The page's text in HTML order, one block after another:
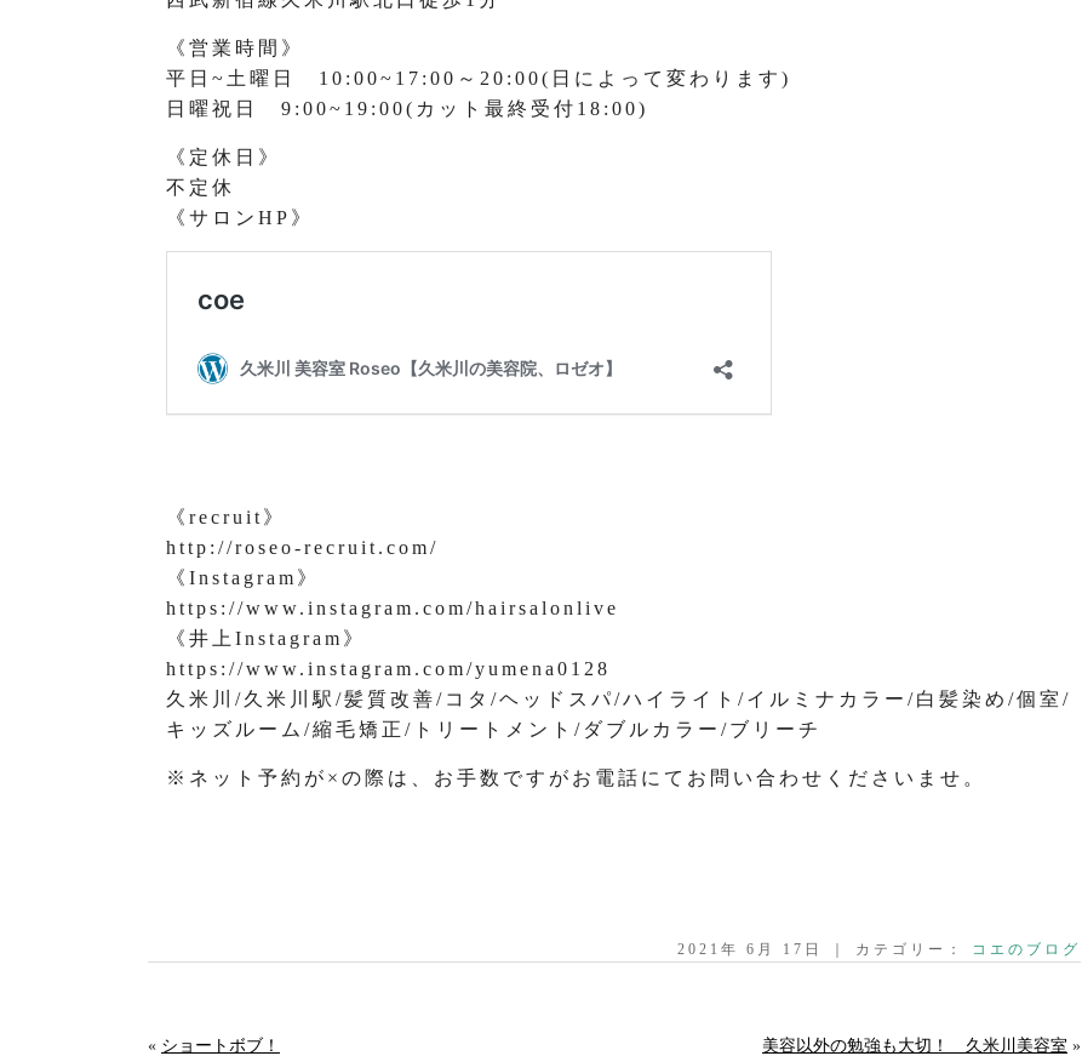
《営業時間》
平日~土曜日 10:00~17:00～20:00(日によって変わります)
日曜祝日 9:00~19:00(カット最終受付18:00)
《定休日》
不定休
《サロンHP》
《recruit》
http://roseo-recruit.com/
《Instagram》
https://www.instagram.com/hairsalonlive
《井上Instagram》
https://www.instagram.com/yumena0128
久米川/久米川駅/髪質改善/コタ/ヘッドスパ/ハイライト/イルミナカラー/白髪染め/個室/
キッズルーム/縮毛矯正/トリートメント/ダブルカラー/ブリーチ
※ネット予約が×の際は、お手数ですがお電話にてお問い合わせくださいませ。
2021年 6月 17日 ｜ カテゴリー： コエのブログ
« ショートボブ！ 美容以外の勉強も大切！ 久米川美容室 »